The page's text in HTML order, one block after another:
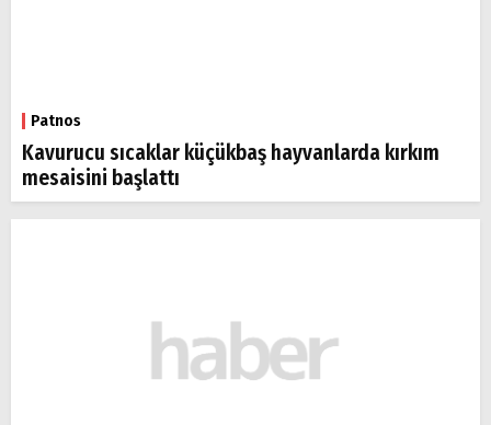
Patnos
Kavurucu sıcaklar küçükbaş hayvanlarda kırkım
mesaisini başlattı